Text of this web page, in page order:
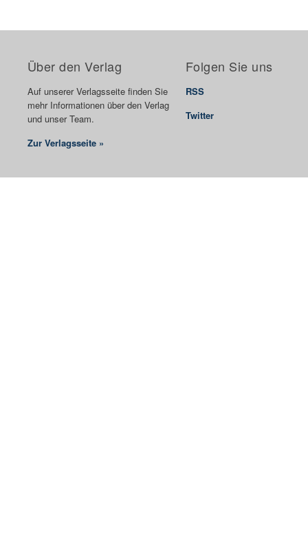
Über den Verlag
Auf unserer Verlagsseite finden Sie
mehr Informationen über den Verlag
und unser Team.
Zur Verlagsseite »
Folgen Sie uns
RSS
Twitter